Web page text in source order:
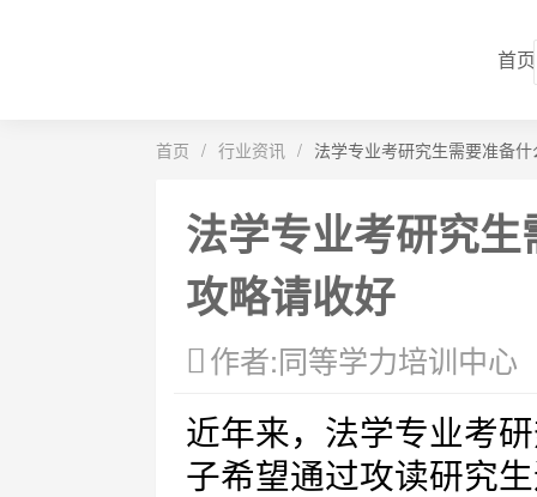
首页
首页 / 行业资讯 / 法学专业考研究生需要准备
法学专业考研究
攻略请收好
作者:同等学力培训中心
近年来，法学专业考
子希望通过攻读研究